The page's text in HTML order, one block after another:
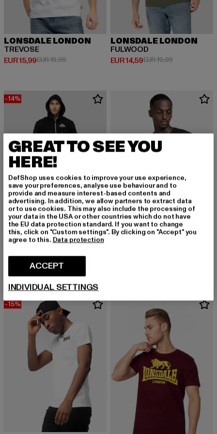
LONSDALE LONDON
TREVOSE
EUR 15,99
Derzeitiger Preis: EUR 15,99
EUR 19,99Aktionspreis: EUR 19,99
LONSDALE LONDON
FULWOOD
EUR 14,59
Derzeitiger Preis: EUR 14,59
EUR 19,99Aktionspreis:
-14%
LONSDALE LONDON
EUR 77,39
Derzeitiger Preis: EUR 77,39
EUR 89,99
LONSDALE LONDON
-15%
GREAT TO SEE YOU
HERE!
DefShop uses cookies to improve your use experience,
save your preferences, analyse use behaviour and to
provide and measure interest-based contents and
advertising. In addition, we allow partners to extract data
or to use cookies. This may also include the processing of
your data in the USA or other countries which do not have
the EU data protection standard. If you want to change
this, click on "Custom settings". By clicking on "Accept" you
agree to this. Data protection
ACCEPT
INDIVIDUAL SETTINGS